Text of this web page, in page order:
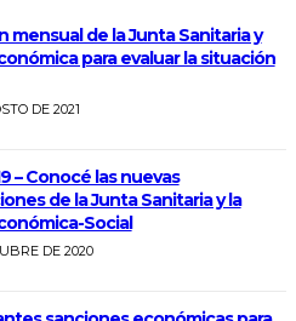
mensual de la Junta Sanitaria y
para evaluar la situación
DE 2021
– Conocé las nuevas
de la Junta Sanitaria y la
Social
DE 2020